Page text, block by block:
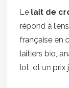
Le lait de
répond à
française en
laitiers bio,
lot, et un prix